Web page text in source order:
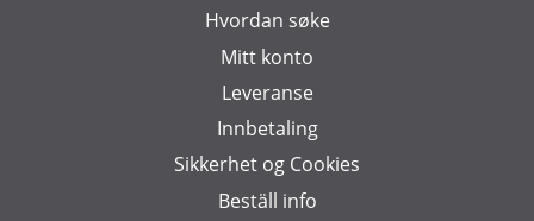
Hvordan søke
Mitt konto
Leveranse
Innbetaling
Sikkerhet og Cookies
Beställ info